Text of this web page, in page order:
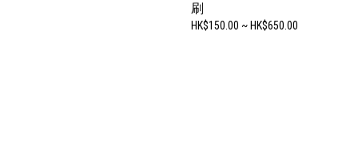
刷
HK$150.00 ~ HK$650.00